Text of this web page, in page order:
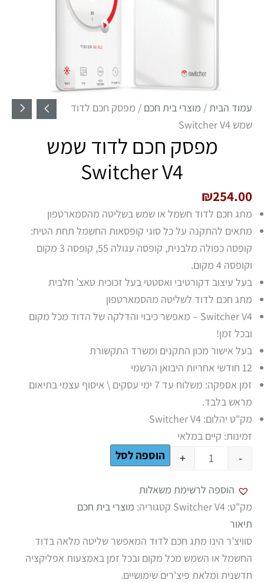
עמוד הבית/ מוצרי בית חכם / מפסק חכם לדוד
שמש Switcher V4
מפסק חכם לדוד שמש
Switcher V4
₪254.00
מתג חכם לדוד חשמל או שמש בשליטה מהסמארטפון
מתאים להתקנה על כל סוגי קופסאות החשמל תחת הטיח:
קופסה כפולה מלבנית, קופסה עגולה 55, קופסה 3 מקום
וקופסה 4 מקום.
בעל עיצוב דקורטיבי ואסטטי בעל זכוכית טאצ’ חלבית
מתג חכם לדוד לשליטה מהסמארטפון
Switcher V4 – מאפשר כיבוי והדלקה של הדוד מכל מקום
ובכל זמן!
בעל אישור מכון התקנים ומשרד התקשורת
12 חודשי אחריות היבואן הרשמי
זמן אספקה: משלוח עד 7 ימי עסקים \ איסוף עצמי בתיאום
מראש בלבד.
מק"ט יהלום: Switcher V4
זמינות: קיים במלאי
-
+ הוספה לסל
הוספה לרשימת משאלות
מק"ט: Switcher V4 קטגוריה: מוצרי בית חכם
תיאור
סוויצ’ר הינו מתג חכם לדוד המאפשר שליטה מלאה בדוד
החשמל או השמש מכל מקום ובכל זמן באמצעות אפליקציה
חדשנית ומלאת פיצ’רים שימושיים.